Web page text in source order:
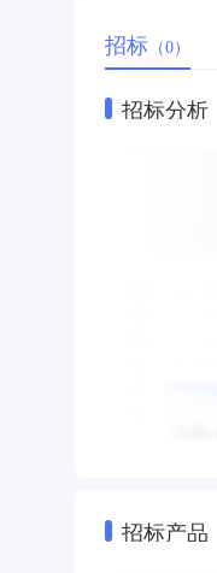
招标 （0）
招标分析
招标产品